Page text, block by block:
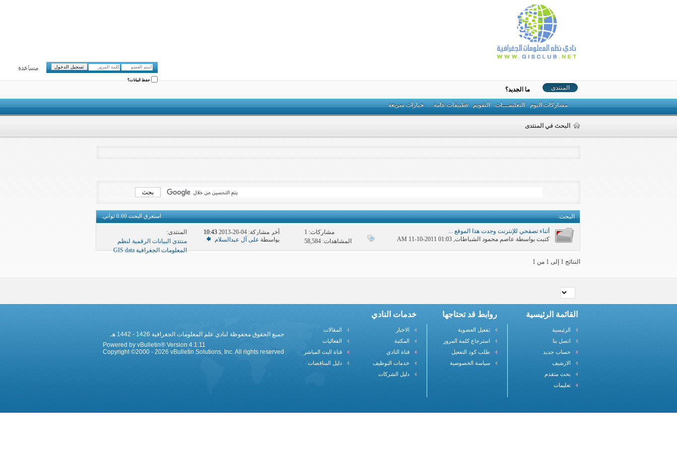
مساعدة
حفظ البيانات؟
المنتدى
مشاركات اليوم التعليمـــات التقويم تطبيقات عامة خيارات سريعة
ما الجديد؟
البحث في المنتدى
البحث: استغرق البحث 0.00 ثواني.
أثناء تصفحي للإنترنت وجدت هذا الموقع ...
كتبت بواسطة عاصم محمود الشباطات‏, 11-10-2011 01:03 AM
مشاركات: 1
المشاهدات: 58,584
آخر مشاركة: 04-20-2013
10:43 AM
بواسطة علي آل عبدالسلام
المنتدى:
منتدى البيانات الرقمية لنظم
المعلومات الجغرافية GIS data
النتائج 1 إلى 1 من 1
جميع الحقوق محفوظة لنادي علم المعلومات الجغرافية 1426 - 1442 هـ
Powered by vBulletin® Version 4.1.11
Copyright ©2000 - 2026 vBulletin Solutions, Inc. All rights reserved
القائمة الرئيسية
الرئيسية
اتصل بنا
حساب جديد
الارشيف
بحث متقدم
تعليمات
روابط قد تحتاجها
تفعيل العضوية
استرجاع كلمة المرور
طلب كود التفعيل
سياسة الخصوصية
خدمات النادي
الاخبار
المقالات
المكتبة
الفعاليات
قناة النادي
قناة البث المباشر
خدمات التوظيف
دليل المناقصات
دليل الشركات